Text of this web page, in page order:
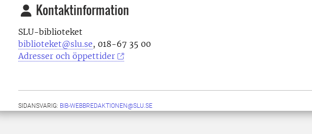
Kontaktinformation
SLU-biblioteket
biblioteket@slu.se, 018-67 35 00
Adresser och öppettider
SIDANSVARIG: BIB-WEBBREDAKTIONEN@SLU.SE